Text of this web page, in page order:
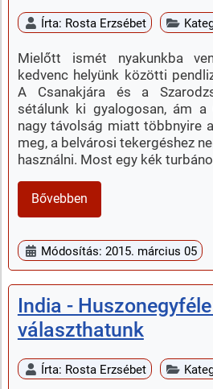
Írta: Rosta Erzsébet
Mielőtt ismét nyakunkba
kedvenc helyünk közötti
A Csanakjára és a
sétálunk ki gyalogosan, ám a
nagy távolság miatt többnyire
meg, a belvárosi tekergéshez
használni. Most egy kék
Bővebben
Módosítás: 2015. március 05
India -
választhatunk
Írta: Rosta Erzsébet